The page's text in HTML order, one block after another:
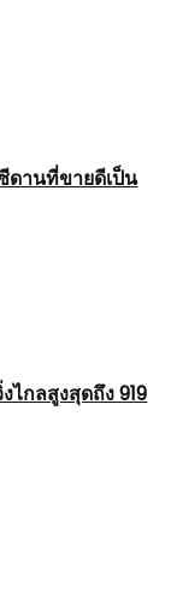
ดานที่ขายดีเป็น
ไกลสูงสุดถึง 919